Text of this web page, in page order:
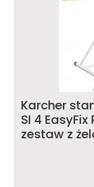
Karcher
SI 4
zestaw z